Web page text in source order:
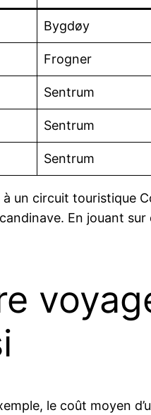
Bygdøy
Frogner
Sentrum
Sentrum
Sentrum
un circuit touristique
En jouant
le coût moyen